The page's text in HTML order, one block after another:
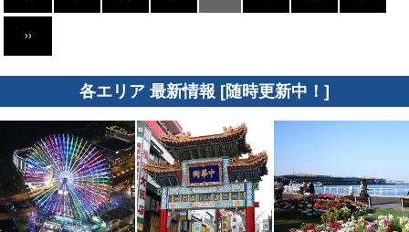
››
各エリア 最新情報 [随時更新中！]